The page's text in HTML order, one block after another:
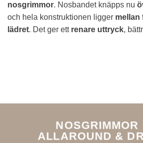
nosgrimmor. Nosbandet knäpps nu
och hela konstruktionen ligger mellan
lädret. Det ger ett renare uttryck,
NOSGRIMMOR
ALLAROUND &